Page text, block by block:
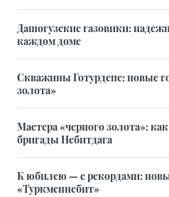
Дашогузские газовики:
каждом доме
Скважины Готурдепе: новые
золота»
Мастера «черного золота»:
бригады Небитдага
К юбилею — с рекордами:
«Туркменнебит»